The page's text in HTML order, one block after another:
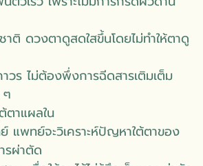
ติ ดวงตาดูสดใสขึ้นโดยไม่ทำให้ตาดู
าวร ไม่ต้องพึ่งการฉีดสารเติมเต็ม
ๆ
ตาแผลใน
แพทย์จะวิเคราะห์ปัญหาใต้ตาของ
รผ่าตัด